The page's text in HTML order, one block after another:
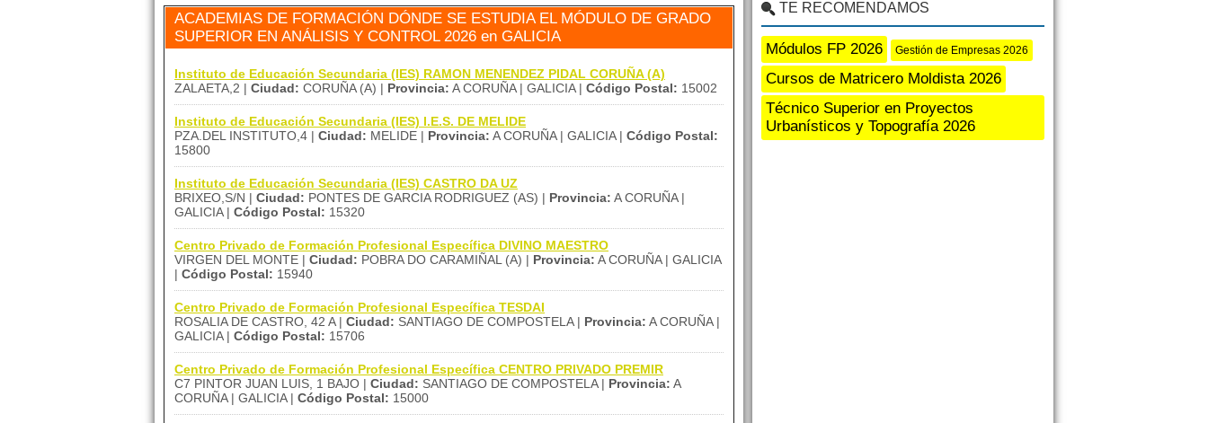
ACADEMIAS DE FORMACIÓN DÓNDE SE ESTUDIA EL MÓDULO DE GRADO
SUPERIOR EN ANÁLISIS Y CONTROL 2026 en GALICIA
Instituto de Educación Secundaria (IES) RAMON MENENDEZ PIDAL CORUÑA (A)
ZALAETA,2 | Ciudad: CORUÑA (A) | Provincia: A CORUÑA | GALICIA | Código Postal: 15002
Instituto de Educación Secundaria (IES) I.E.S. DE MELIDE
PZA.DEL INSTITUTO,4 | Ciudad: MELIDE | Provincia: A CORUÑA | GALICIA | Código Postal:
15800
Instituto de Educación Secundaria (IES) CASTRO DA UZ
BRIXEO,S/N | Ciudad: PONTES DE GARCIA RODRIGUEZ (AS) | Provincia: A CORUÑA |
GALICIA | Código Postal: 15320
Centro Privado de Formación Profesional Específica DIVINO MAESTRO
VIRGEN DEL MONTE | Ciudad: POBRA DO CARAMIÑAL (A) | Provincia: A CORUÑA | GALICIA
| Código Postal: 15940
Centro Privado de Formación Profesional Específica TESDAI
ROSALIA DE CASTRO, 42 A | Ciudad: SANTIAGO DE COMPOSTELA | Provincia: A CORUÑA |
GALICIA | Código Postal: 15706
Centro Privado de Formación Profesional Específica CENTRO PRIVADO PREMIR
C7 PINTOR JUAN LUIS, 1 BAJO | Ciudad: SANTIAGO DE COMPOSTELA | Provincia: A
CORUÑA | GALICIA | Código Postal: 15000
TE RECOMENDAMOS
Módulos FP 2026 Gestión de Empresas 2026
Cursos de Matricero Moldista 2026
Técnico Superior en Proyectos
Urbanísticos y Topografía 2026